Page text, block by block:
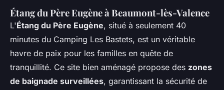
Étang du Père Eugène à Beaumont-lès-Valence
L'Étang du Père Eugène, situé à seulement 40
minutes du Camping Les Bastets, est un véritable
havre de paix pour les familles en quête de
tranquillité. Ce site bien aménagé propose des zones
de baignade surveillées, garantissant la sécurité de